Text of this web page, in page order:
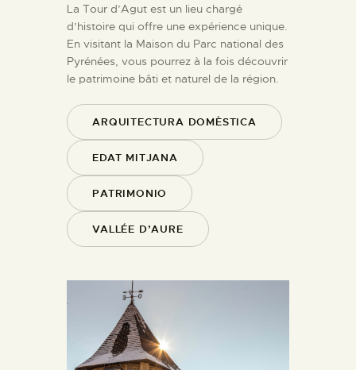
La Tour d’Agut est un lieu chargé
d’histoire qui offre une expérience unique.
En visitant la Maison du Parc national des
Pyrénées, vous pourrez à la fois découvrir
le patrimoine bâti et naturel de la région.
ARQUITECTURA DOMÈSTICA
EDAT MITJANA
PATRIMONIO
VALLÉE D’AURE